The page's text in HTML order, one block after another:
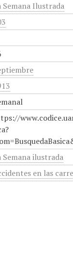
Semana Ilustrada
Semana ilustrada
en las